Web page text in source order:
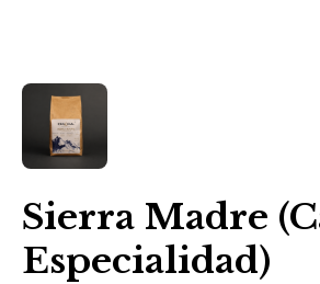
Sierra Madre
Especialidad)